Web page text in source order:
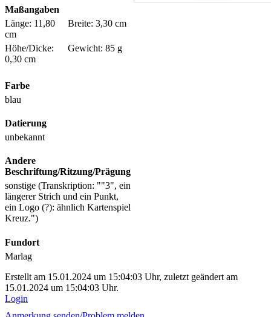
Maßangaben
Länge: 11,80
cm
Breite: 3,30 cm
Höhe/Dicke:
0,30 cm
Gewicht: 85 g
Farbe
blau
Datierung
unbekannt
Andere
Beschriftung/Ritzung/Prägung
sonstige (Transkription: ""3", ein
längerer Strich und ein Punkt,
ein Logo (?): ähnlich Kartenspiel
Kreuz.")
Fundort
Marlag
Erstellt am 15.01.2024 um 15:04:03 Uhr, zuletzt geändert am
15.01.2024 um 15:04:03 Uhr.
Login